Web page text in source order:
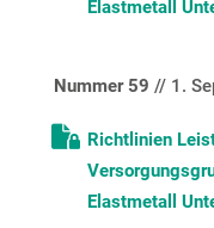
Elastmetall
Nummer 59 // 1.
Richtlinien
Elastmetall